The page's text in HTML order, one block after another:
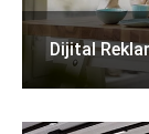
Dijital